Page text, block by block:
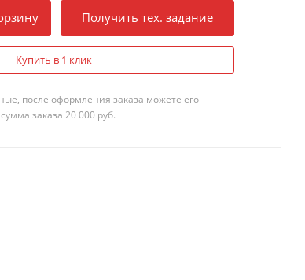
Получить тех. задание
Купить в 1 клик
после оформления заказа можете его
заказа 20 000 руб.